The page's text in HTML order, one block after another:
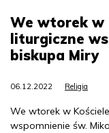
We wtorek w
liturgiczne
biskupa Miry
06.12.2022 Religia
We wtorek w
wspomnienie św.